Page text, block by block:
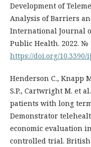
Development of
Analysis of Barriers
International Journal
Public Health. 2022. №
https://doi.org/10.3390/
Henderson C., Knapp
S.P., Cartwright M. et
patients with long
Demonstrator
economic evaluation
controlled trial. British